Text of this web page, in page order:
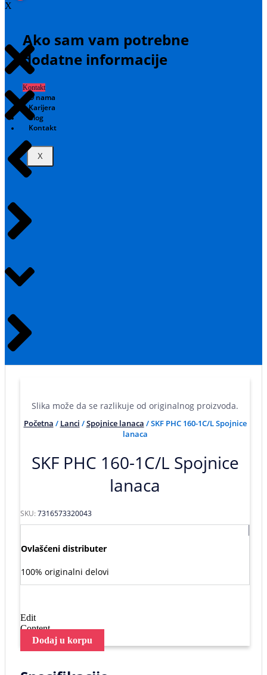
Ako sam vam potrebne
dodatne informacije
Kontakt
O nama
Karijera
Blog
Kontakt
X
X
Slika može da se razlikuje od originalnog proizvoda.
Početna / Lanci /Spojnice lanaca / SKF PHC 160-1C/L Spojnice
lanaca
SKF PHC 160-1C/L Spojnice
lanaca
SKU:7316573320043
Ovlašćeni distributer
100% originalni delovi
Edit
Content
Dodaj u korpu